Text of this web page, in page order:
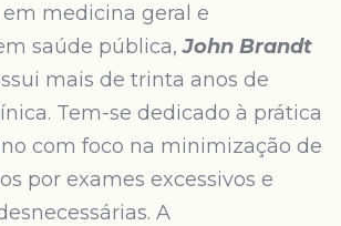
medicina geral e
saúde pública,John Brandt
mais de trinta anos de
Tem-se dedicado à prática
com foco na minimização de
por exames excessivos e
A